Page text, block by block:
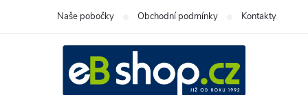
Naše pobočky Obchodní podmínky Kontakty